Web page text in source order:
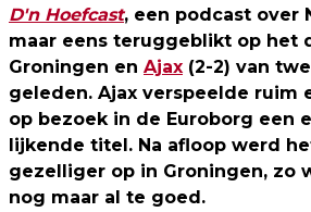
D'n Hoefcast, een podcast over
maar eens teruggeblikt op het
Groningen en Ajax (2-2) van
geleden. Ajax verspeelde ruim
op bezoek in de Euroborg een
lijkende titel. Na afloop werd
gezelliger op in Groningen, zo
nog maar al te goed.